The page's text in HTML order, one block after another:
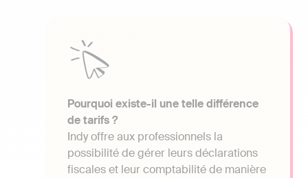
Pourquoi existe-il une telle différence
de tarifs ?
Indy offre aux professionnels la
possibilité de gérer leurs déclarations
fiscales et leur comptabilité de manière